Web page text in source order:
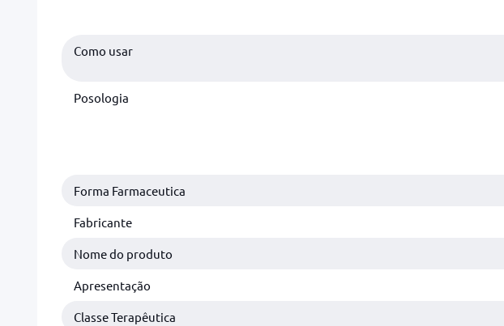
Como usar
Posologia
Forma Farmaceutica
Fabricante
Nome do produto
Apresentação
Classe Terapêutica